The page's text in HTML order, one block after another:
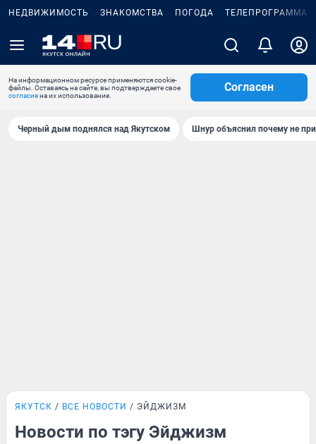
НЕДВИЖИМОСТЬ ЗНАКОМСТВА ПОГОДА ТЕЛЕПРОГРАММА
На информационном ресурсе применяются cookie-
файлы. Оставаясь на сайте, вы подтверждаете свое
согласиена их использование.
Согласен
Черный дым поднялся над Якутском Шнур объяснил почему не
ЯКУТСК ВСЕ НОВОСТИ ЭЙДЖИЗМ
Новости по тэгу Эйджизм